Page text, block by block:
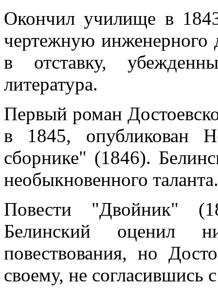
Окончил училище в
чертежную инженерного
в отставку,
литература.
Первый роман
в 1845, опубликован
сборнике" (1846).
необыкновенного
Повести "Двойник"
Белинский оценил
повествования, но
своему, не согласившись